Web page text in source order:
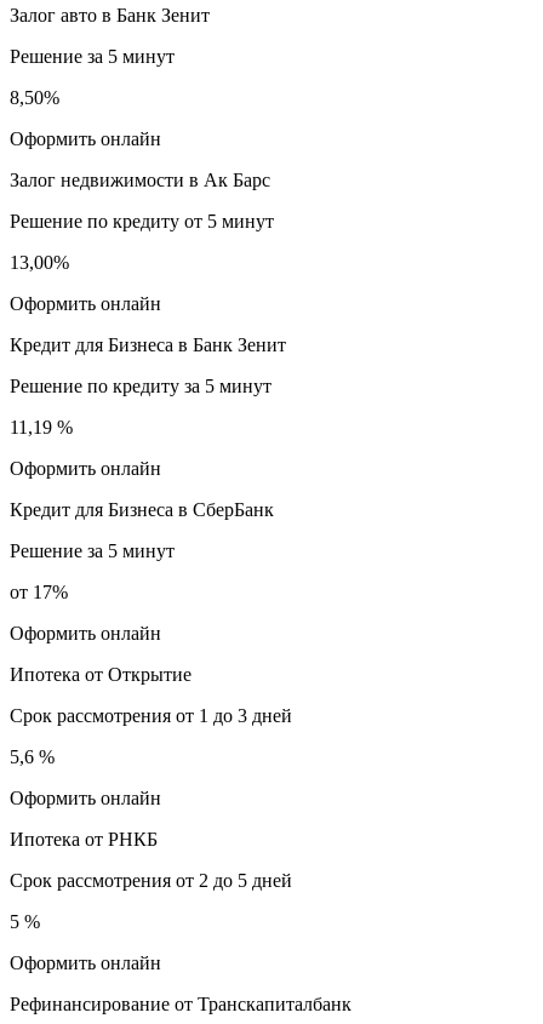
Залог авто в Банк Зенит
Решение за 5 минут
8,50%
Оформить онлайн
Залог недвижимости в Ак Барс
Решение по кредиту от 5 минут
13,00%
Оформить онлайн
Кредит для Бизнеса в Банк Зенит
Решение по кредиту за 5 минут
11,19 %
Оформить онлайн
Кредит для Бизнеса в СберБанк
Решение за 5 минут
от 17%
Оформить онлайн
Ипотека от Открытие
Срок рассмотрения от 1 до 3 дней
5,6 %
Оформить онлайн
Ипотека от РНКБ
Срок рассмотрения от 2 до 5 дней
5 %
Оформить онлайн
Рефинансирование от Транскапиталбанк